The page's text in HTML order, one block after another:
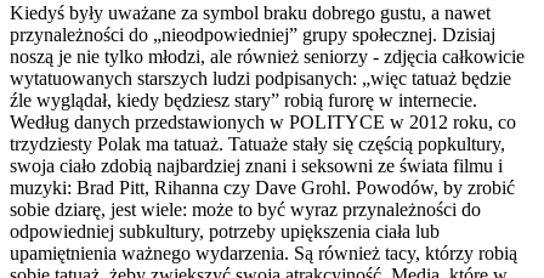
Kiedyś były uważane za symbol braku dobrego gustu, a nawet
przynależności do „nieodpowiedniej” grupy społecznej. Dzisiaj
noszą je nie tylko młodzi, ale również seniorzy - zdjęcia całkowicie
wytatuowanych starszych ludzi podpisanych: „więc tatuaż będzie
źle wyglądał, kiedy będziesz stary” robią furorę w internecie.
Według danych przedstawionych w POLITYCE w 2012 roku, co
trzydziesty Polak ma tatuaż. Tatuaże stały się częścią popkultury,
swoja ciało zdobią najbardziej znani i seksowni ze świata filmu i
muzyki: Brad Pitt, Rihanna czy Dave Grohl. Powodów, by zrobić
sobie dziarę, jest wiele: może to być wyraz przynależności do
odpowiedniej subkultury, potrzeby upiększenia ciała lub
upamiętnienia ważnego wydarzenia. Są również tacy, którzy robią